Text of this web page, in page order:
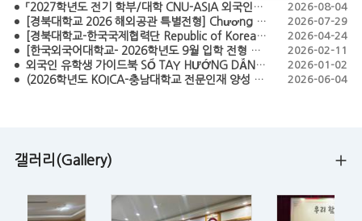
「2027학년도 전기 학부/대학 CNU-ASIA 외국인특별전형 모집요강」 TUYỂN SINH CHƯƠNG TRÌNH CNU-ASIA DÀNH CHO SINH VIÊN QUỐC TẾ HỆ ĐẠI HỌC/ CAO HỌC NĂM 2027 2026-08-04
[경북대학교 2026 해외공관 특별전형] Chương trình tuyển sinh đặc biệt năm 2026 của Đại học Quốc gia Kyungpook (Kyungpook National University) 2026-07-29
[경북대학교-한국국제협력단 Republic of Korea Scholarship Program – Master’s in Agriculture 2026] CHƯƠNG TRÌNH HỌC BỔNG KOICA - KNU 2026 2026-04-24
[한국외국어대학교- 2026학년도 9월 입학 전형 모집요강 ]-THÔNG TIN TUYỂN SINH HỌC KỲ THÁNG 9 NĂM 2026-CHƯƠNG TRÌNH TUYỂN SINH ĐẶC BIỆT DÀNH CHO SINH VIÊN QUỐC TẾ 2026-02-11
외국인 유학생 가이드북 SỔ TAY HƯỚNG DẪN DÀNH CHO DU HỌC SINH HÀN QUỐC 2026-01-02
(2026학년도 KOICA-충남대학교 전문인재 양성 프로그램 모집요강) KOICA-CNU NEXT Fellowship 2026 2026-06-04
갤러리(Gallery)